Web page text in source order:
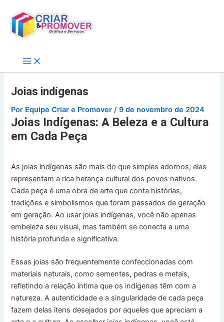
para
conteúdo
Joias indígenas
Por Equipe Criar e Promover/9 de novembro de 2024
Joias Indígenas: A Beleza e a Cultura
em Cada Peça
As joias indígenas são mais do que simples adornos; elas
representam a rica herança cultural dos povos nativos.
Cada peça é uma obra de arte que conta histórias,
tradições e simbolismos que foram passados de geração
em geração. Ao usar joias indígenas, você não apenas
embeleza seu visual, mas também se conecta a uma
história profunda e significativa.
Essas joias são frequentemente confeccionadas com
materiais naturais, como sementes, pedras e metais,
refletindo a relação íntima que os indígenas têm com a
natureza. A autenticidade e a singularidade de cada peça
fazem delas itens desejados por aqueles que apreciam a